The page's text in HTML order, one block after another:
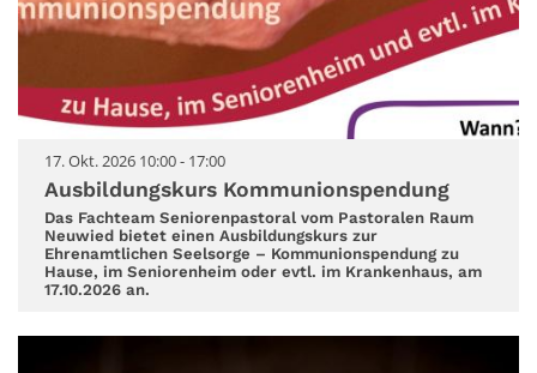
17. Okt. 2026 10:00 - 17:00
Ausbildungskurs Kommunionspendung
Das Fachteam Seniorenpastoral vom Pastoralen Raum
Neuwied bietet einen Ausbildungskurs zur
Ehrenamtlichen Seelsorge – Kommunionspendung zu
Hause, im Seniorenheim oder evtl. im Krankenhaus, am
17.10.2026 an.